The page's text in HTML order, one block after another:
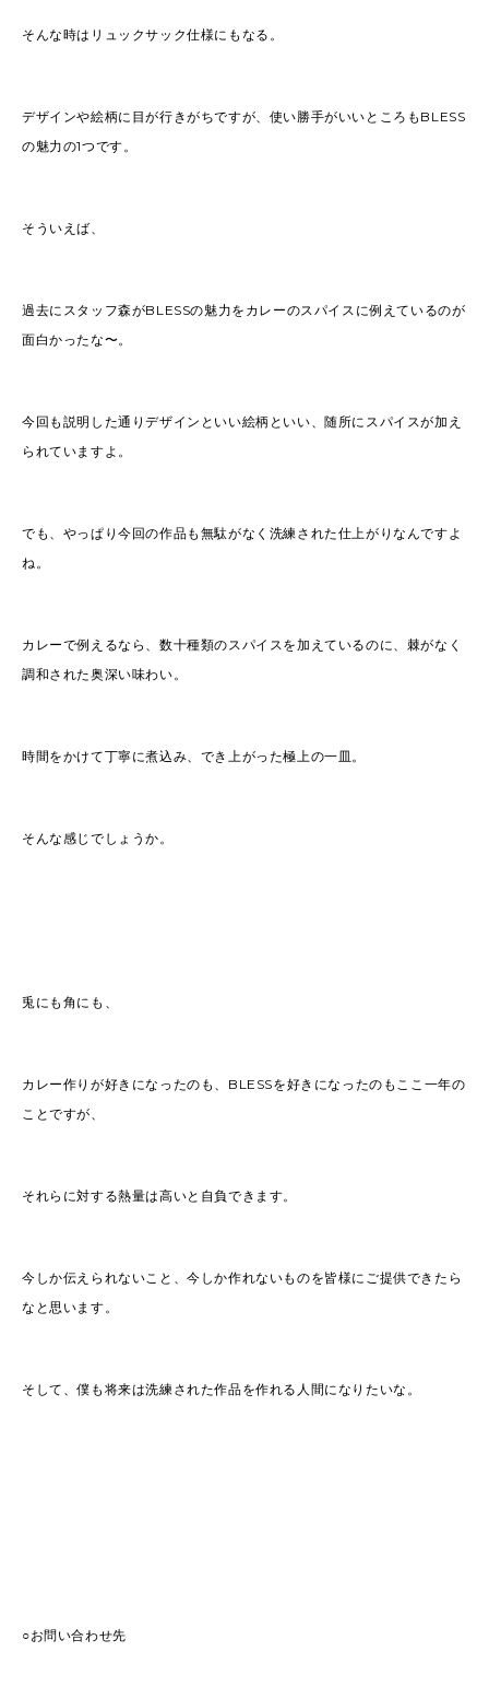
そんな時はリュックサック仕様にもなる。
デザインや絵柄に目が行きがちですが、使い勝手がいいところもBLESS
の魅力の1つです。
そういえば、
過去にスタッフ森がBLESSの魅力をカレーのスパイスに例えているのが
面白かったな〜。
今回も説明した通りデザインといい絵柄といい、随所にスパイスが加え
られていますよ。
でも、やっぱり今回の作品も無駄がなく洗練された仕上がりなんですよ
ね。
カレーで例えるなら、数十種類のスパイスを加えているのに、棘がなく
調和された奥深い味わい。
時間をかけて丁寧に煮込み、でき上がった極上の一皿。
そんな感じでしょうか。
兎にも角にも、
カレー作りが好きになったのも、BLESSを好きになったのもここ一年の
ことですが、
それらに対する熱量は高いと自負できます。
今しか伝えられないこと、今しか作れないものを皆様にご提供できたら
なと思います。
そして、僕も将来は洗練された作品を作れる人間になりたいな。
○お問い合わせ先